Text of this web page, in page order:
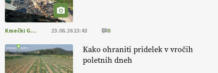
Kmečki Glas 23.06.26 13:43 0
Kako ohraniti pridelek v vročih
poletnih dneh